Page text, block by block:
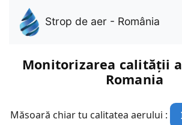
Strop de aer - România
Monitorizarea calității
Romania
Măsoară chiar tu calitatea aerului :